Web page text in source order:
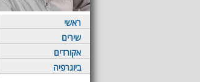
ראשי
שירים
אקורדים
ביוגרפיה